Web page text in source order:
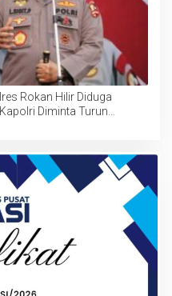
Rokan Hilir Diduga
Diminta Turun